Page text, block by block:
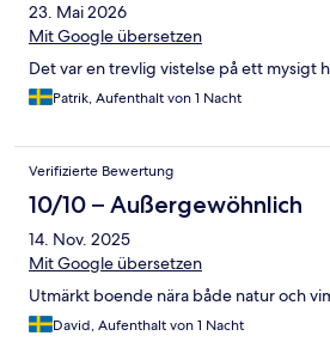
23. Mai 2026
Mit Google übersetzen
Det var en trevlig vistelse på ett mysigt
Patrik, Aufenthalt von 1 Nacht
Verifizierte Bewertung
10/10 – Außergewöhnlich
14. Nov. 2025
Mit Google übersetzen
Utmärkt boende nära både natur och
David, Aufenthalt von 1 Nacht